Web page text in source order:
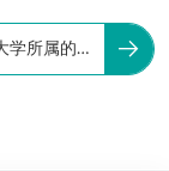
学所属的科